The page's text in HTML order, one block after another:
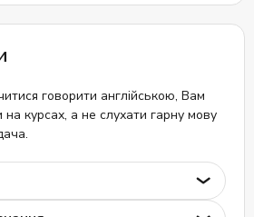
говорити англійською, Вам
на курсах, а не слухати гарну мову